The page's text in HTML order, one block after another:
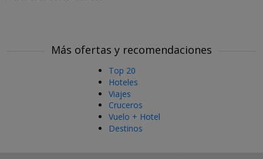
Más ofertas y recomendaciones
Top 20
Hoteles
Viajes
Cruceros
Vuelo + Hotel
Destinos